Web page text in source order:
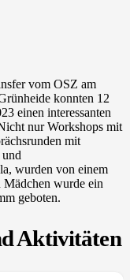
vom OSZ am
konnten 12
einen interessanten
nur Workshops mit
mit
wurden von einem
Mädchen wurde ein
geboten.
Aktivitäten